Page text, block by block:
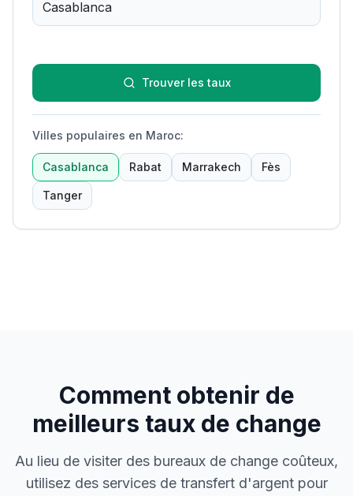
Trouver les taux
Villes populaires en Maroc:
Casablanca Rabat Marrakech Fès
Tanger
Comment obtenir de
meilleurs taux de change
Au lieu de visiter des bureaux de change coûteux,
utilisez des services de transfert d'argent pour